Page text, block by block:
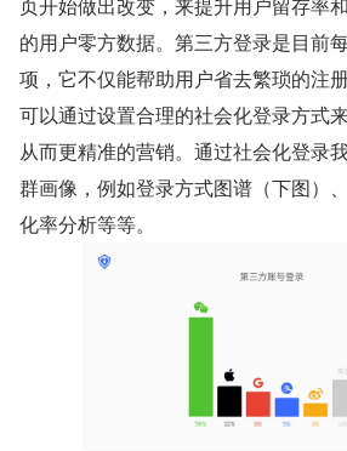
的用户零方数据。第三方登录是目前
项，它不仅能帮助用户省去繁琐的注
可以通过设置合理的社会化登录方式
从而更精准的营销。通过社会化登录
群画像，例如登录方式图谱（下图）
化率分析等等。